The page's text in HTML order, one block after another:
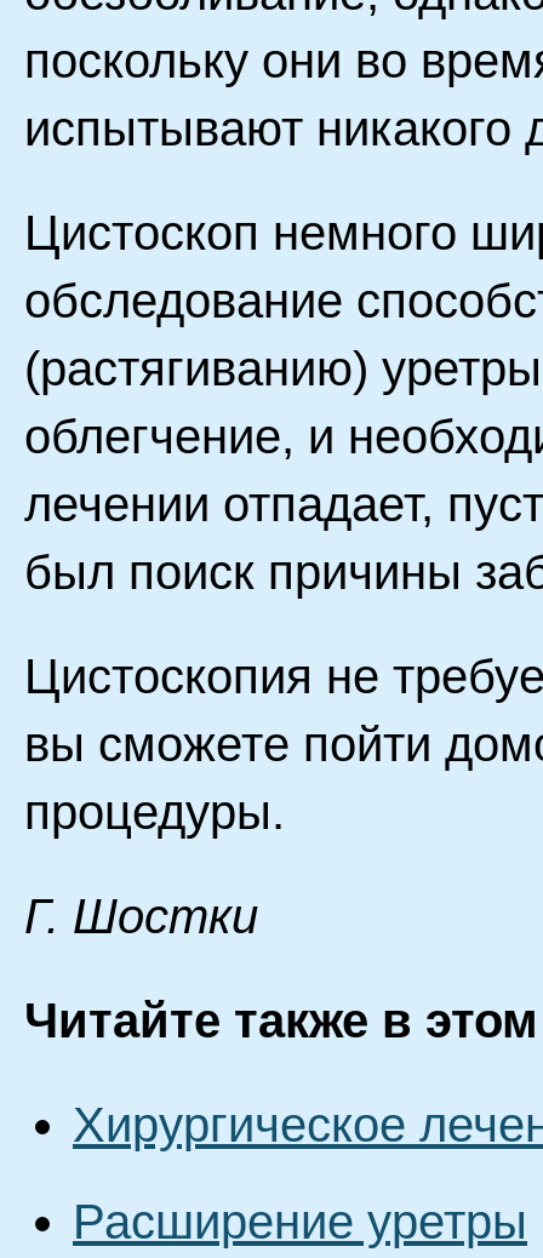
поскольку они во
испытывают никакого
Цистоскоп немного
обследование
(растягиванию)
облегчение, и
лечении отпадает,
был поиск причины
Цистоскопия не
вы сможете пойти
процедуры.
Г. Шocтки
Читайте также в
Хирургическое
Расширение уретры